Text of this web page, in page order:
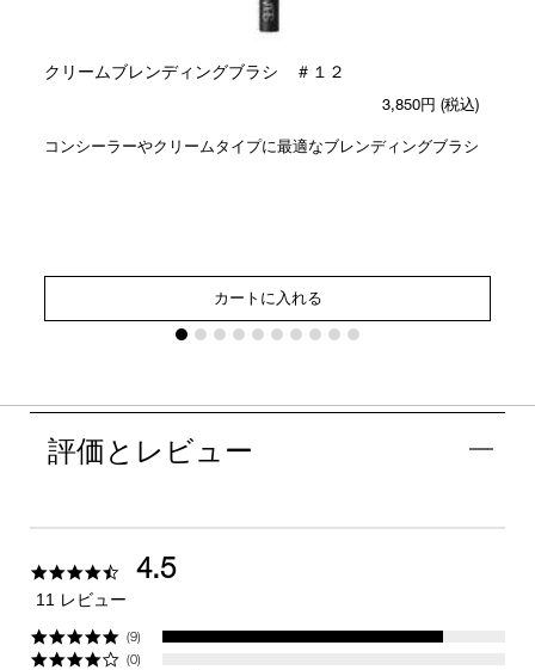
クリームブレンディングブラシ ＃１２
3,850円 (税込)
コンシーラーやクリームタイプに最適なブレンディングブラシ
カートに入れる
評価とレビュー
4.54.5
11 レビュー
(9)
(0)